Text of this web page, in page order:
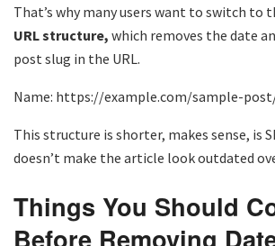
That’s why many users want to switch to
URL structure, which removes the date
post slug in the URL.
Name: https://example.com/sample-
This structure is shorter, makes sense, is
doesn’t make the article look outdated
Things You Should
Before Removing